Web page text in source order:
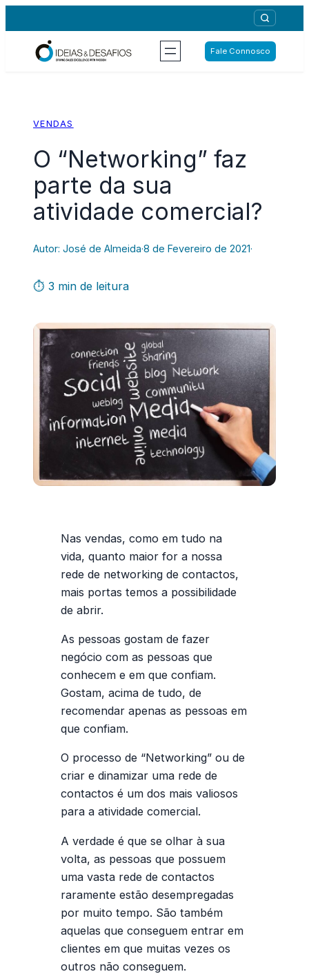
para
Fale Connosco
VENDAS
O “Networking” faz
parte da sua
atividade comercial?
Autor: José de Almeida·8 de Fevereiro de 2021·
⏱ 3 min de leitura
Nas vendas, como em tudo na
vida, quanto maior for a nossa
rede de networking de contactos,
mais portas temos a possibilidade
de abrir.
As pessoas gostam de fazer
negócio com as pessoas que
conhecem e em que confiam.
Gostam, acima de tudo, de
recomendar apenas as pessoas em
que confiam.
O processo de “Networking” ou de
criar e dinamizar uma rede de
contactos é um dos mais valiosos
para a atividade comercial.
A verdade é que se olhar à sua
volta, as pessoas que possuem
uma vasta rede de contactos
raramente estão desempregadas
por muito tempo. São também
aquelas que conseguem entrar em
clientes em que muitas vezes os
outros não conseguem.